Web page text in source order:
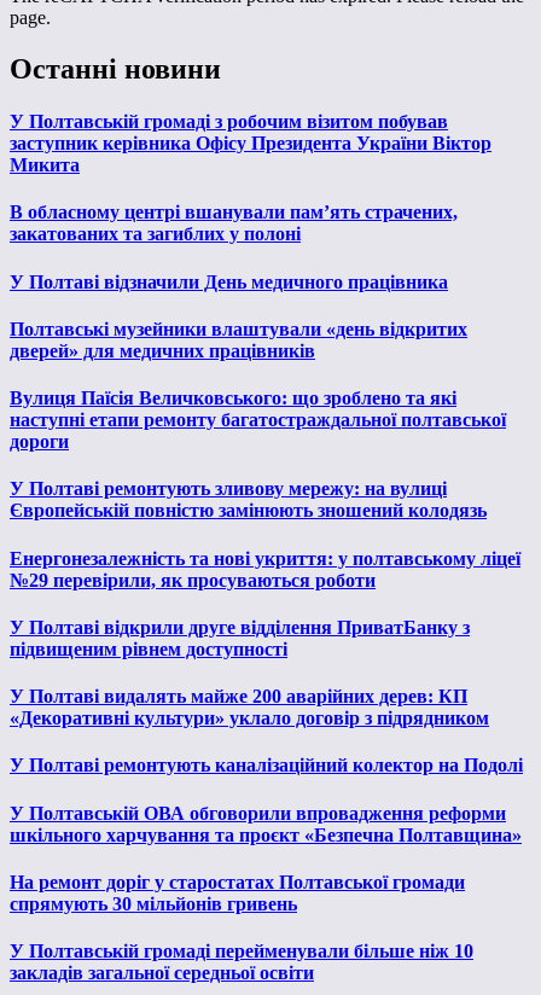
page.
Останні новини
У Полтавській громаді з робочим візитом побував
заступник керівника Офісу Президента України Віктор
Микита
В обласному центрі вшанували пам’ять страчених,
закатованих та загиблих у полоні
У Полтаві відзначили День медичного працівника
Полтавські музейники влаштували «день відкритих
дверей» для медичних працівників
Вулиця Паїсія Величковського: що зроблено та які
наступні етапи ремонту багатостраждальної полтавської
дороги
У Полтаві ремонтують зливову мережу: на вулиці
Європейській повністю замінюють зношений колодязь
Енергонезалежність та нові укриття: у полтавському ліцеї
№29 перевірили, як просуваються роботи
У Полтаві відкрили друге відділення ПриватБанку з
підвищеним рівнем доступності
У Полтаві видалять майже 200 аварійних дерев: КП
«Декоративні культури» уклало договір з підрядником
У Полтаві ремонтують каналізаційний колектор на Подолі
У Полтавській ОВА обговорили впровадження реформи
шкільного харчування та проєкт «Безпечна Полтавщина»
На ремонт доріг у старостатах Полтавської громади
спрямують 30 мільйонів гривень
У Полтавській громаді перейменували більше ніж 10
закладів загальної середньої освіти